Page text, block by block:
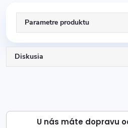
Parametre produktu
Diskusia
U nás máte dopravu